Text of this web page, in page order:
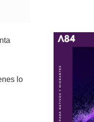
lo